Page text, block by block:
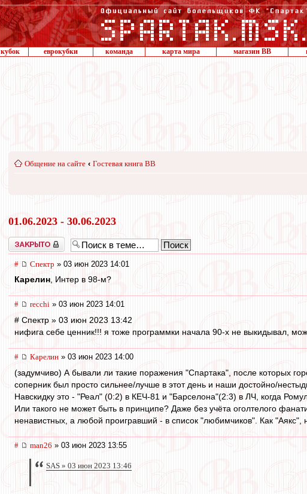
кубок еврокубки команда карта мира магазин ВВ
Общение на сайте ‹ Гостевая книга ВВ
01.06.2023 - 30.06.2023
Закрыто
# Спектр » 03 июн 2023 14:01
Карелин, Интер в 98-м?
# recchi » 03 июн 2023 14:01
# Спектр » 03 июн 2023 13:42
нифига себе ценник!!! я тоже программки начала 90-х не выкидывал,
# Карелин » 03 июн 2023 14:00
(задумчиво) А бывали ли такие поражения "Спартака", после которых
соперник был просто сильнее/лучше в этот день и наши достойно/
Навскидку это - "Реал" (0:2) в КЕЧ-81 и "Барселона"(2:3) в ЛЧ, когда
Или такого не может быть в принципе? Даже без учёта оголтелого
ненавистных, а любой проигравший - в список "любимчиков". Как
# man26 » 03 июн 2023 13:55
SAS » 03 июн 2023 13:46